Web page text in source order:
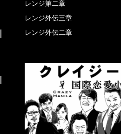
レンジ第二章
レンジ外伝三章
レンジ外伝二章